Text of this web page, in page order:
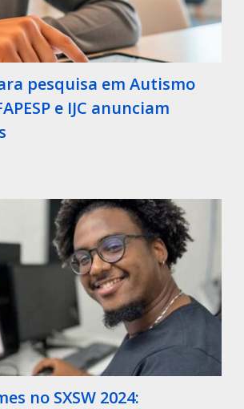
pesquisa em Autismo
e IJC anunciam
no SXSW 2024: